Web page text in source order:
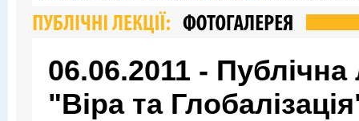
06.06.2011 -
"Віра та